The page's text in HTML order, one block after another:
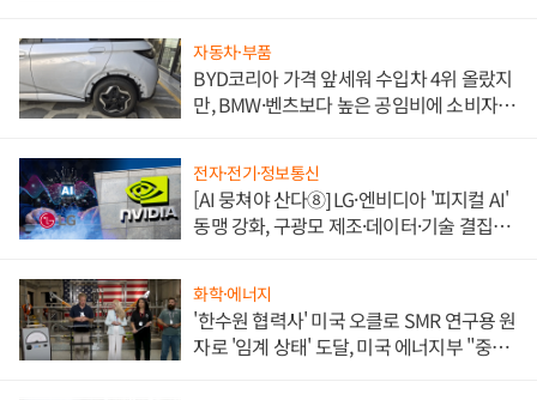
자동차·부품
BYD코리아 가격 앞세워 수입차 4위 올랐지
만, BMW·벤츠보다 높은 공임비에 소비자
전자·전기·정보통신
[AI 뭉쳐야 산다⑧] LG·엔비디아 '피지컬 AI'
동맹 강화, 구광모 제조·데이터·기술 결집
화학·에너지
'한수원 협력사' 미국 오클로 SMR 연구용 원
자로 '임계 상태' 도달, 미국 에너지부 "중요